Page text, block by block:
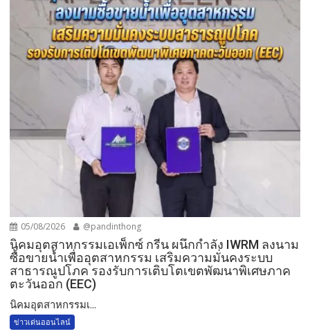
05/08/2026 @pandinthong
​นิคมอุตสาหกรรมเอเพ็กซ์ กรีน ผนึกกำลัง IWRM ลงนาม
ซื้อขายน้ำเพื่ออุตสาหกรรม เสริมความมั่นคงระบบ
สาธารณูปโภค รองรับการเติบโตเขตพัฒนาพิเศษภาค
ตะวันออก (EEC)
​นิคมอุตสาหกรรมเ...
ข่าวเด่นออนไลน์